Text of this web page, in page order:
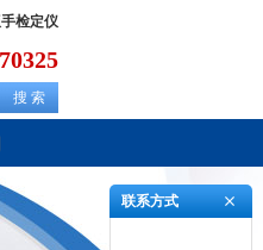
检定仪
联系方式